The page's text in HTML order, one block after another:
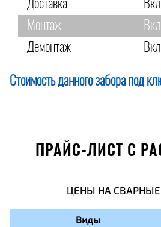
Доставка
Монтаж
Демонтаж
Стоимость данного забора под
ПРАЙС-ЛИСТ С
ЦЕНЫ НА
Виды